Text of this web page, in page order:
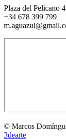
Plaza del Pelicano
+34 678 399 799
© Marcos
3dearte